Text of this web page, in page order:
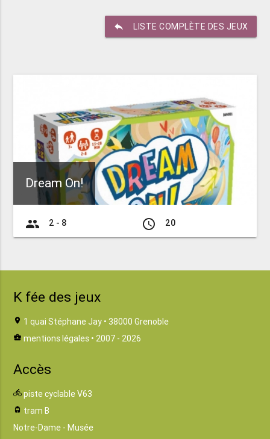
reply LISTE COMPLÈTE DES JEUX
Dream On!
group 2 - 8 access_time 20
K fée des jeux
location_on 1 quai Stéphane Jay • 38000 Grenoble
business_center mentions légales • 2007 - 2026
Accès
directions_bike piste cyclable V63
tram tram B
Notre-Dame - Musée